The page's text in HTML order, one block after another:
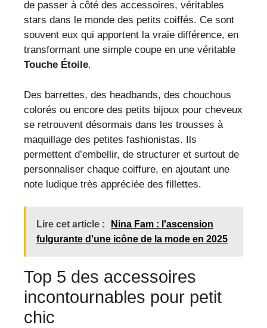
de passer à côté des accessoires, véritables
stars dans le monde des petits coiffés. Ce sont
souvent eux qui apportent la vraie différence, en
transformant une simple coupe en une véritable
Touche Étoile.
Des barrettes, des headbands, des chouchous
colorés ou encore des petits bijoux pour cheveux
se retrouvent désormais dans les trousses à
maquillage des petites fashionistas. Ils
permettent d’embellir, de structurer et surtout de
personnaliser chaque coiffure, en ajoutant une
note ludique très appréciée des fillettes.
Lire cet article :
Nina Fam : l'ascension
fulgurante d'une icône de la mode en 2025
Top 5 des accessoires
incontournables pour petit
chic